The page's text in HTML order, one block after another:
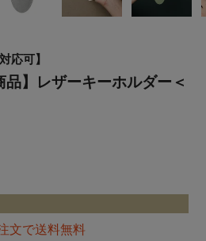
応可】
品】レザーキーホルダー＜
文で送料無料